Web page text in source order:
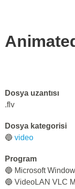
Dosya uzantısı
.flv
Dosya kategorisi
🔵 video
Program
🔵 Microsoft
🔵 VideoLAN VLC